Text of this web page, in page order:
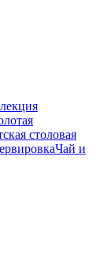
столовая
Чай и